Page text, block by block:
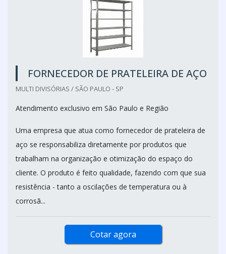
FORNECEDOR DE PRATELEIRA DE AÇO
MULTI DIVISÓRIAS / SÃO PAULO - SP
Atendimento exclusivo em São Paulo e Região
Uma empresa que atua como fornecedor de prateleira de
aço se responsabiliza diretamente por produtos que
trabalham na organização e otimização do espaço do
cliente. O produto é feito qualidade, fazendo com que sua
resistência - tanto a oscilações de temperatura ou à
corrosã...
Cotar agora